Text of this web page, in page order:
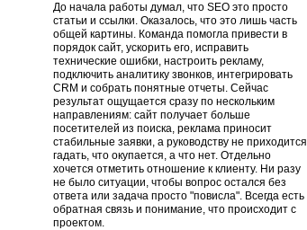
До начала работы думал, что SEO это просто
статьи и ссылки. Оказалось, что это лишь часть
общей картины. Команда помогла привести в
порядок сайт, ускорить его, исправить
технические ошибки, настроить рекламу,
подключить аналитику звонков, интегрировать
CRM и собрать понятные отчеты. Сейчас
результат ощущается сразу по нескольким
направлениям: сайт получает больше
посетителей из поиска, реклама приносит
стабильные заявки, а руководству не приходится
гадать, что окупается, а что нет. Отдельно
хочется отметить отношение к клиенту. Ни разу
не было ситуации, чтобы вопрос остался без
ответа или задача просто "повисла". Всегда есть
обратная связь и понимание, что происходит с
проектом.